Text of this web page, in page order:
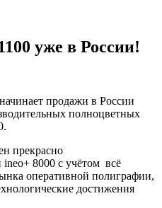
уже в России!
продажи в России
полноцветных
прекрасно
ineo+ 8000 с учётом всё
оперативной полиграфии,
достижения